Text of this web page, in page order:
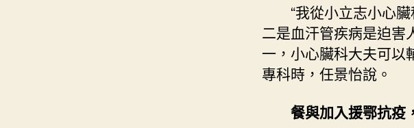
“我從小立志小心
二是血汗管疾病是迫害
一，小心臟科大夫可以
專科時，任景怡說。
餐與加入援鄂抗疫